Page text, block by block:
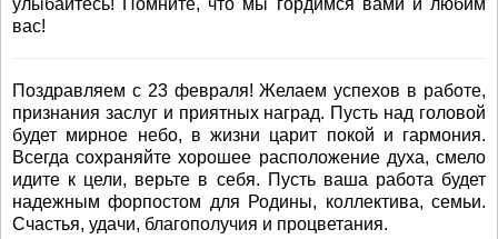
улыбайтесь! Помните, что мы гордимся вами и любим
вас!
Поздравляем с 23 февраля! Желаем успехов в работе,
признания заслуг и приятных наград. Пусть над головой
будет мирное небо, в жизни царит покой и гармония.
Всегда сохраняйте хорошее расположение духа, смело
идите к цели, верьте в себя. Пусть ваша работа будет
надежным форпостом для Родины, коллектива, семьи.
Счастья, удачи, благополучия и процветания.